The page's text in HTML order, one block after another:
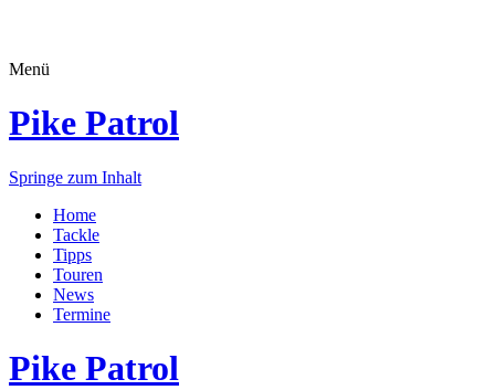
Menü
Pike Patrol
Springe zum Inhalt
Home
Tackle
Tipps
Touren
News
Termine
Pike Patrol